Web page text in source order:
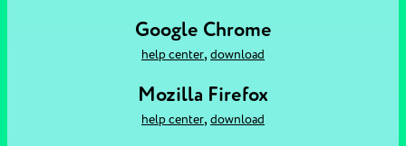
Google Chrome
help center, download
Mozilla Firefox
help center, download